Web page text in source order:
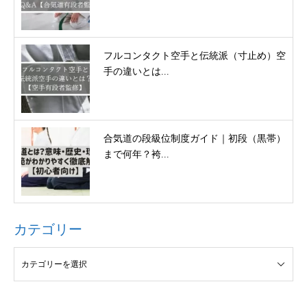
フルコンタクト空手と伝統派（寸止め）空
手の違いとは...
合気道の段級位制度ガイド｜初段（黒帯）
まで何年？袴...
カテゴリー